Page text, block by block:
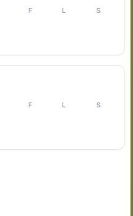
F L S
F L S